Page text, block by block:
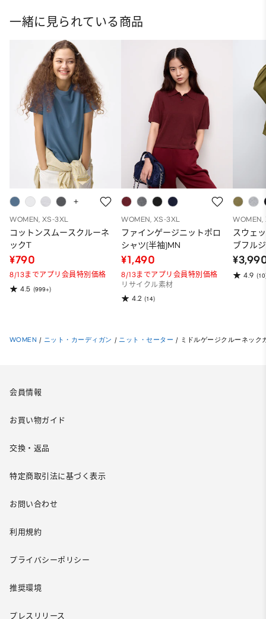
一緒に見られている商品
WOMEN, XS-3XL
コットンスムースクルーネ
ックT
¥790
8/13までアプリ会員特別価格
4.5 (999+)
WOMEN, XS-3XL
ファインゲージニットポロ
シャツ(半袖)MN
¥1,490
8/13までアプリ会員特別価格
リサイクル素材
4.2 (14)
WOMEN,
スウェ
ブフル
ーパー
ット）
4.9
WOMEN / ニット・カーディガン / ニット・セーター / ミドルゲージクルーネック
会員情報
お買い物ガイド
交換・返品
特定商取引法に基づく表示
お問い合わせ
利用規約
プライバシーポリシー
推奨環境
プレスリリース